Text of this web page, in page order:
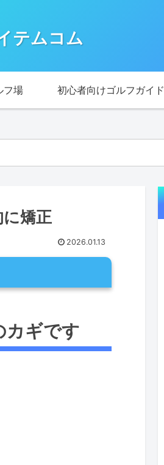
テムコム
フ場 初心者向けゴルフガイド
矯正
2026.01.13
の最適化
カギです